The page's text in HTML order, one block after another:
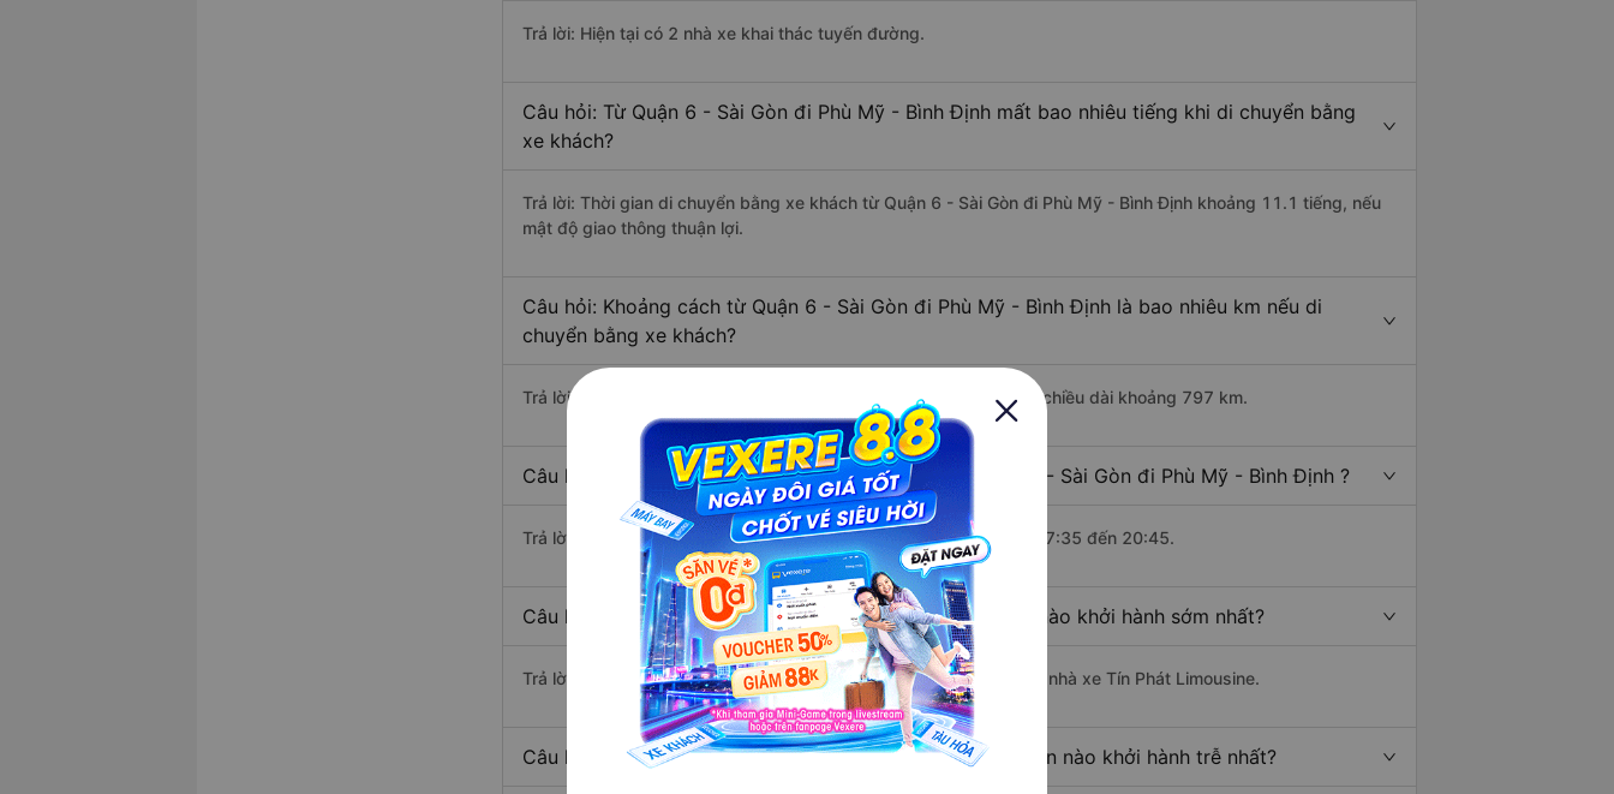
Trả lời: Hiện tại có 2 nhà xe khai thác tuyến đường.
Câu hỏi: Từ Quận 6 - Sài Gòn đi Phù Mỹ - Bình Định mất bao nhiêu tiếng khi di chuyển bằng
xe khách?
Trả lời: Thời gian di chuyển bằng xe khách từ Quận 6 - Sài Gòn đi Phù Mỹ - Bình Định khoảng 11.1 tiếng, nếu
mật độ giao thông thuận lợi.
Câu hỏi: Khoảng cách từ Quận 6 - Sài Gòn đi Phù Mỹ - Bình Định là bao nhiêu km nếu di
chuyển bằng xe khách?
Trả lời: Đoạn đường đi Phù Mỹ - Bình Định từ Quận 6 - Sài Gòn có chiều dài khoảng 797 km.
Câu hỏi: Mỗi ngày có bao nhiêu chuyến xe khách Quận 6 - Sài Gòn đi Phù Mỹ - Bình Định ?
Trả lời: Trung bình mỗi ngày có khoảng 10 chuyến xe bắt đầu từ 17:35 đến 20:45.
Câu hỏi: Nhà xe đi Quận 6 - Sài Gòn Phù Mỹ - Bình Định nào khởi hành sớm nhất?
Trả lời: Chuyến xe có giờ xuất phát sớm nhất vào lúc 17:35 là của nhà xe Tín Phát Limousine.
Câu hỏi: Nhà xe đi Phù Mỹ - Bình Định từ Quận 6 - Sài Gòn nào khởi hành trễ nhất?